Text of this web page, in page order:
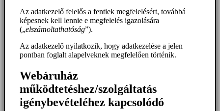
Az adatkezelő felelős a fentiek megfelelésért, továbbá
képesnek kell lennie e megfelelés igazolására
(„elszámoltathatóság”).
Az adatkezelő nyilatkozik, hogy adatkezelése a jelen
pontban foglalt alapelveknek megfelelően történik.
Webáruház
működtetéshez/szolgáltatás
igénybevételéhez kapcsolódó